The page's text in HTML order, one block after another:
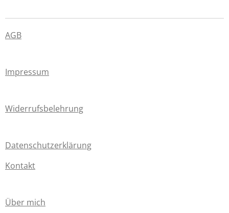
AGB
Impressum
Widerrufsbelehrung
Datenschutzerklärung
Kontakt
Über mich